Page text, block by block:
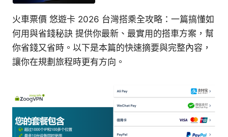
火車票價 悠遊卡 2026 台灣搭乘全攻略：一篇搞懂如
何用與省錢秘訣 提供你最新、最實用的搭車方案，幫
你省錢又省時。以下是本篇的快速摘要與完整內容，
讓你在規劃旅程時更有方向。